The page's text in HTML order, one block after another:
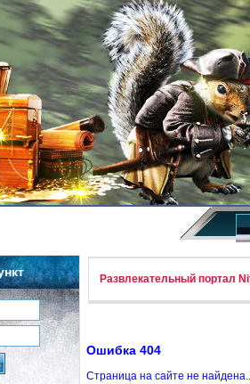
Развлекательный портал
Ошибка 404
Страница на сайте не